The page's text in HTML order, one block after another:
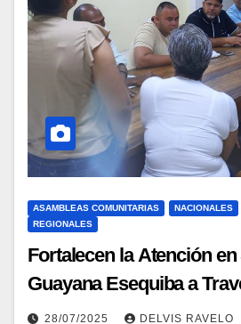
ASAMBLEAS COMUNITARIAS NACIONALES
REGIONALES
Fortalecen la Atención
Guayana Esequiba a
Encuentro Estadal de
28/07/2025 DELVIS RAVELO